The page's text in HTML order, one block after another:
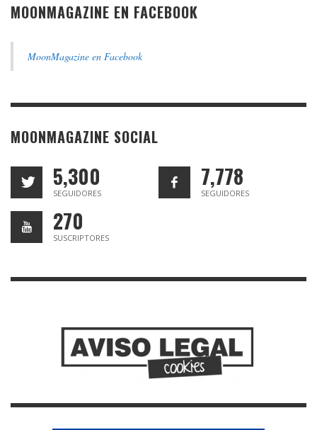
MOONMAGAZINE EN FACEBOOK
MoonMagazine en Facebook
MOONMAGAZINE SOCIAL
5,300
SEGUIDORES
7,778
SEGUIDORES
270
SUSCRIPTORES